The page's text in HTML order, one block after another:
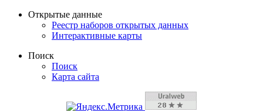
Открытые данные
Реестр наборов открытых данных
Интерактивные карты
Поиск
Поиск
Карта сайта